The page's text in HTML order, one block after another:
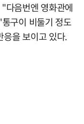
다음번엔 영화관에
구이 비둘기 정도
을 보이고 있다.